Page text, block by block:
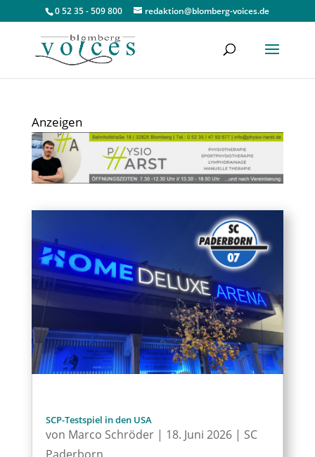
0 52 35 - 509 800 redaktion@blomberg-voices.de
Anzeigen
SCP-Testspiel in den USA
von Marco Schröder| 18. Juni 2026| SC